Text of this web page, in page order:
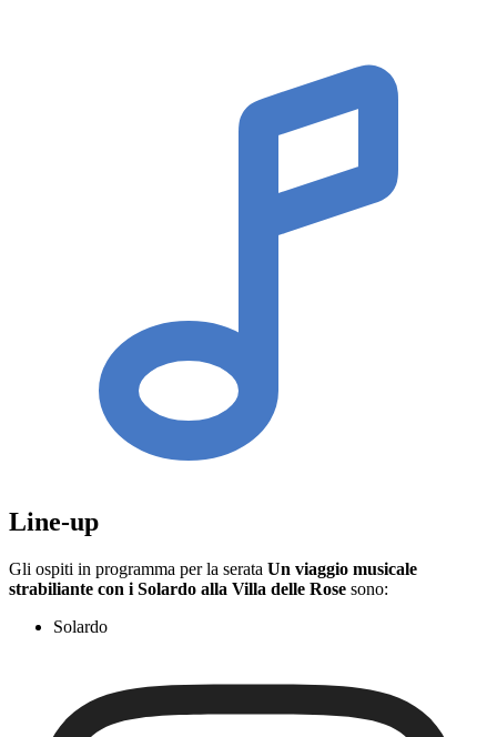
Line-up
Gli ospiti in programma per la serata Un viaggio musicale
strabiliante con i Solardo alla Villa delle Rose sono:
Solardo